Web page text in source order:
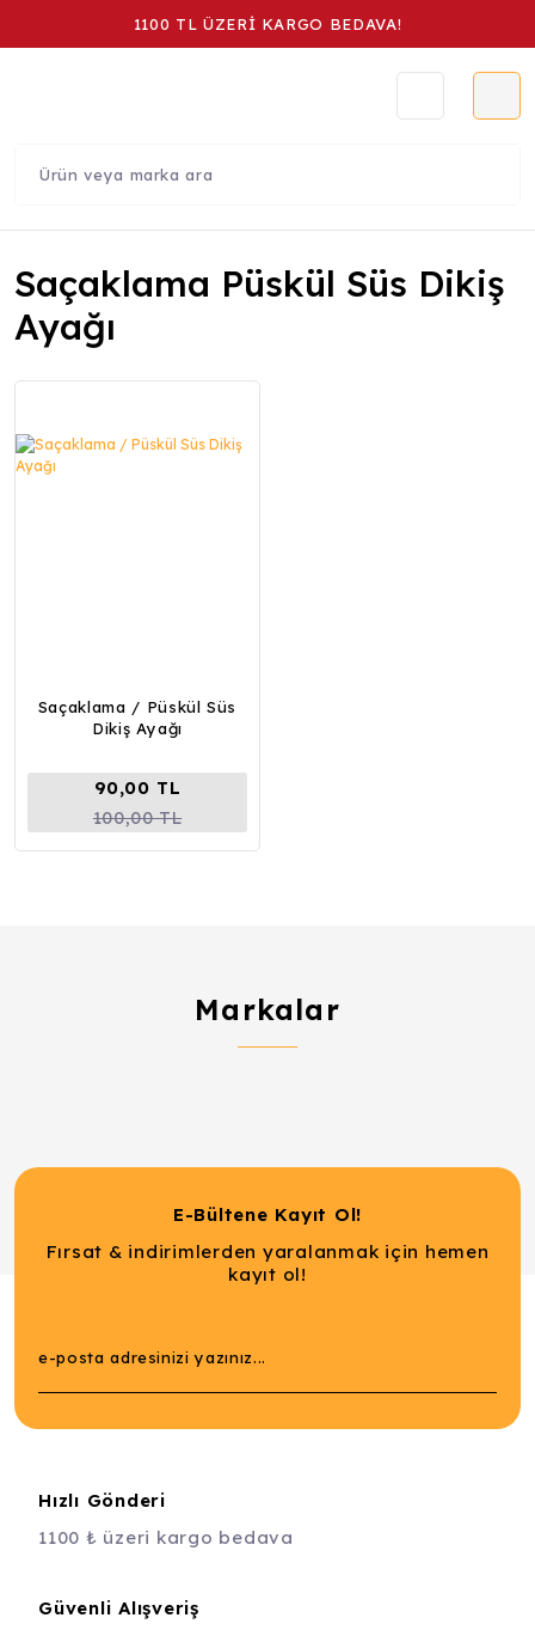
1100 TL ÜZERİ KARGO BEDAVA!
Saçaklama Püskül Süs Dikiş
Ayağı
Saçaklama / Püskül Süs
Dikiş Ayağı
90,00 TL
100,00 TL
Markalar
E-Bültene Kayıt Ol!
Fırsat & indirimlerden yaralanmak için hemen
kayıt ol!
Hızlı Gönderi
1100 ₺ üzeri kargo bedava
Güvenli Alışveriş